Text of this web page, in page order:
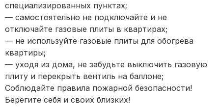
специализированных пунктах;
— самостоятельно не подключайте и не
отключайте газовые плиты в квартирах;
— не используйте газовые плиты для обогрева
квартиры;
— уходя из дома, не забудьте выключить газовую
плиту и перекрыть вентиль на баллоне;
Соблюдайте правила пожарной безопасности!
Берегите себя и своих близких!